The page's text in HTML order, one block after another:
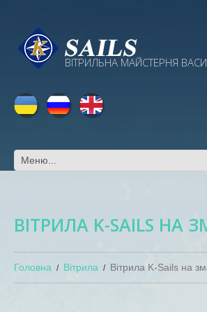
ВІТРИЛЬНА МАЙСТЕРНЯ
ВІТРИЛА K-SAILS НА
Головна Вітрила Вітрила K-Sails на